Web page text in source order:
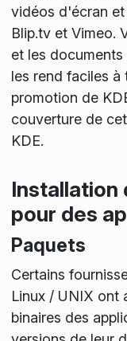
vidéos d'écran et
Blip.tv et Vimeo.
et les
les rend faciles
promotion de
couverture de
KDE.
Installation
pour des
Paquets
Certains
Linux / UNIX ont
binaires des